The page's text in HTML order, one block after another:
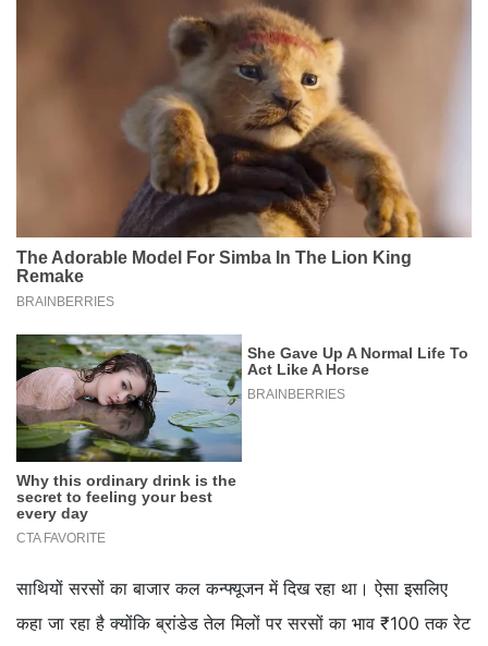
साथियों सरसों का बाजार कल कन्फ्यूजन में दिख रहा था। ऐसा इसलिए
कहा जा रहा है क्योंकि ब्रांडेड तेल मिलों पर सरसों का भाव ₹100 तक रेट